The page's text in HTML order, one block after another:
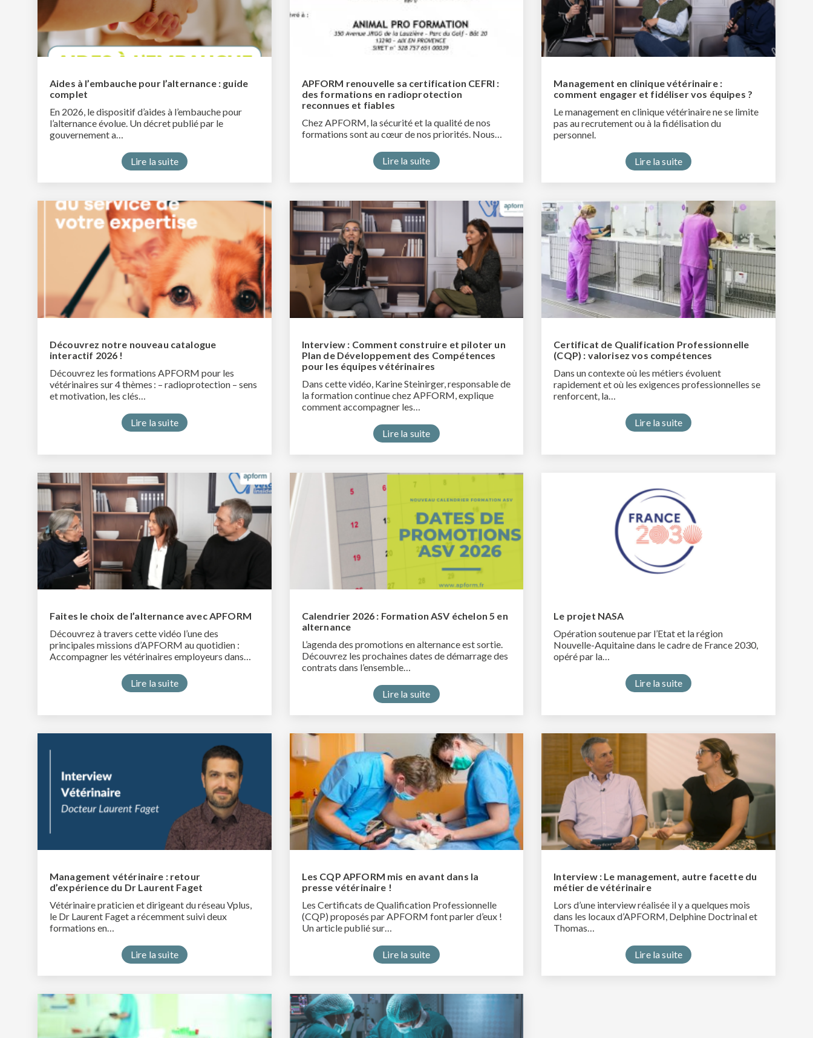
Aides à l’embauche pour l’alternance : guide
complet
En 2026, le dispositif d’aides à l’embauche pour
l’alternance évolue. Un décret publié par le
gouvernement a…
Lire la suite
APFORM renouvelle sa certification CEFRI :
des formations en radioprotection
reconnues et fiables
Chez APFORM, la sécurité et la qualité de nos
formations sont au cœur de nos priorités. Nous…
Lire la suite
Management en clinique vétérinaire :
comment engager et fidéliser vos équipes ?
Le management en clinique vétérinaire ne se limite
pas au recrutement ou à la fidélisation du
personnel.
Lire la suite
Découvrez notre nouveau catalogue
interactif 2026 !
Découvrez les formations APFORM pour les
vétérinaires sur 4 thèmes : – radioprotection – sens
et motivation, les clés…
Lire la suite
Interview : Comment construire et piloter un
Plan de Développement des Compétences
pour les équipes vétérinaires
Dans cette vidéo, Karine Steinirger, responsable de
la formation continue chez APFORM, explique
comment accompagner les…
Lire la suite
Certificat de Qualification Professionnelle
(CQP) : valorisez vos compétences
Dans un contexte où les métiers évoluent
rapidement et où les exigences professionnelles se
renforcent, la…
Lire la suite
Faites le choix de l’alternance avec APFORM
Découvrez à travers cette vidéo l’une des
principales missions d’APFORM au quotidien :
Accompagner les vétérinaires employeurs dans…
Lire la suite
Calendrier 2026 : Formation ASV échelon 5 en
alternance
L’agenda des promotions en alternance est sortie.
Découvrez les prochaines dates de démarrage des
contrats dans l’ensemble…
Lire la suite
Le projet NASA
Opération soutenue par l’Etat et la région
Nouvelle-Aquitaine dans le cadre de France 2030,
opéré par la…
Lire la suite
Management vétérinaire : retour
d’expérience du Dr Laurent Faget
Vétérinaire praticien et dirigeant du réseau Vplus,
le Dr Laurent Faget a récemment suivi deux
formations en…
Lire la suite
Les CQP APFORM mis en avant dans la
presse vétérinaire !
Les Certificats de Qualification Professionnelle
(CQP) proposés par APFORM font parler d’eux !
Un article publié sur…
Lire la suite
Interview : Le management, autre facette du
métier de vétérinaire
Lors d’une interview réalisée il y a quelques mois
dans les locaux d’APFORM, Delphine Doctrinal et
Thomas…
Lire la suite